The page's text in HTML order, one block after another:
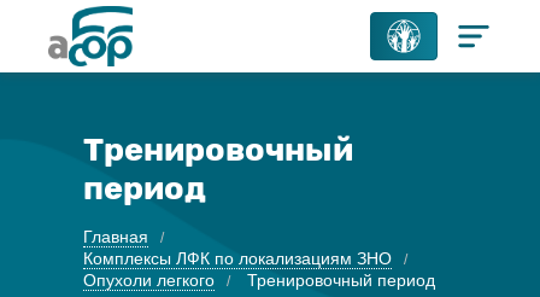
Тренировочный
период
Главная
Комплексы ЛФК по локализациям ЗНО
Опухоли легкого
Тренировочный период